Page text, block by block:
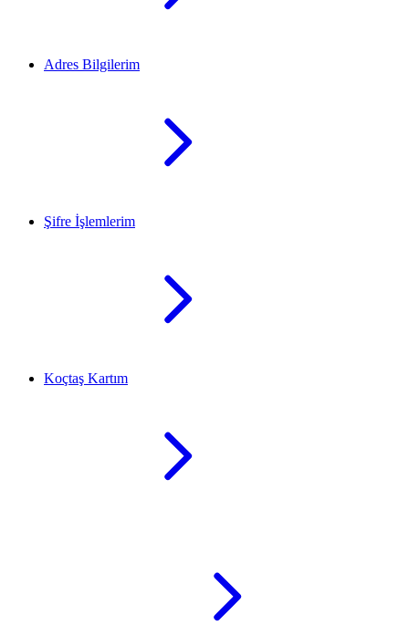
Adres Bilgilerim
Şifre İşlemlerim
Koçtaş Kartım